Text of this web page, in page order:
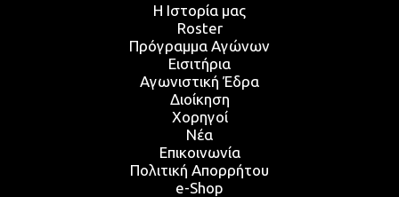
Η Ιστορία μας
Roster
Πρόγραμμα Αγώνων
Εισιτήρια
Αγωνιστική Έδρα
Διοίκηση
Χορηγοί
Νέα
Επικοινωνία
Πολιτική Απορρήτου
e-Shop